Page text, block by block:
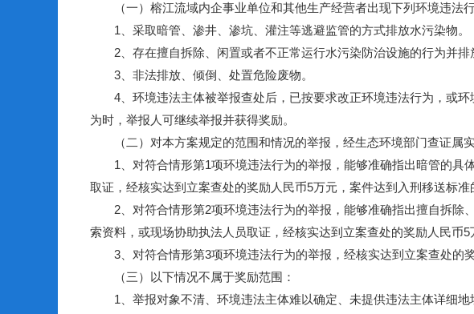
（一）榕江流域内企事业单位和其他生产经营者出现下列环境违法行
1、采取暗管、渗井、渗坑、灌注等逃避监管的方式排放水污染物。
2、存在擅自拆除、闲置或者不正常运行水污染防治设施的行为并排
3、非法排放、倾倒、处置危险废物。
4、环境违法主体被举报查处后，已按要求改正环境违法行为，或环
为时，举报人可继续举报并获得奖励。
（二）对本方案规定的范围和情况的举报，经生态环境部门查证属实
1、对符合情形第1项环境违法行为的举报，能够准确指出暗管的具
取证，经核实达到立案查处的奖励人民币5万元，案件达到入刑移送标准
2、对符合情形第2项环境违法行为的举报，能够准确指出擅自拆除
索资料，或现场协助执法人员取证，经核实达到立案查处的奖励人民币
3、对符合情形第3项环境违法行为的举报，经核实达到立案查处的
（三）以下情况不属于奖励范围：
1、举报对象不清、环境违法主体难以确定、未提供违法主体详细地